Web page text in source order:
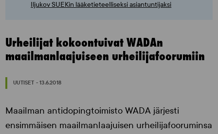
Iljukov SUEKin lääketieteelliseksi asiantuntijaksi
Urheilijat kokoontuivat WADAn
maailmanlaajuiseen urheilijafoorumiin
UUTISET - 13.6.2018
Maailman antidopingtoimisto WADA järjesti
ensimmäisen maailmanlaajuisen urheilijafooruminsa